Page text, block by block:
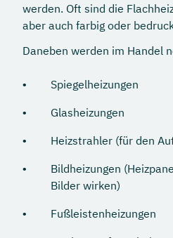
werden. Oft sind die
aber auch farbig oder
Daneben werden im Handel
Spiegelheizungen
Glasheizungen
Heizstrahler (für den
Bildheizungen
Bilder wirken)
Fußleistenheizungen